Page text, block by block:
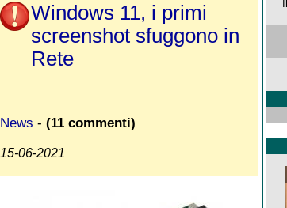
Windows 11, i primi
screenshot sfuggono in
Rete
News - (11 commenti)
15-06-2021